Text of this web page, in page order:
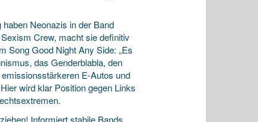
Neonazis in der Band
Crew, macht sie definitiv
Song Good Night Any Side: „Es
das Genderblabla, den
E-Autos und
wird klar Position gegen Links
Informiert stabile Bands,